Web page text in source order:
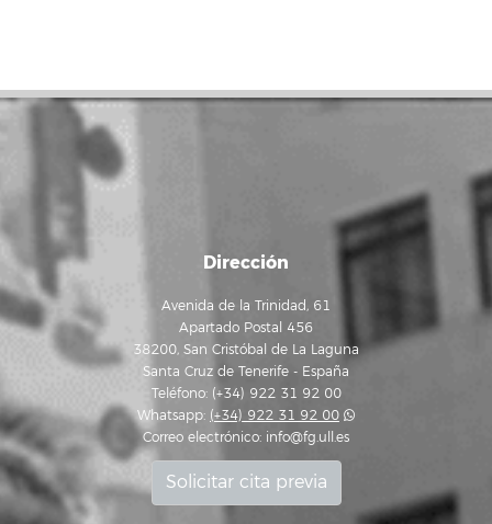
Dirección
Avenida de la Trinidad, 61
Apartado Postal 456
38200, San Cristóbal de La Laguna
Santa Cruz de Tenerife - España
Teléfono: (+34) 922 31 92 00
Whatsapp: (+34) 922 31 92 00
Correo electrónico: info@fg.ull.es
Solicitar cita previa